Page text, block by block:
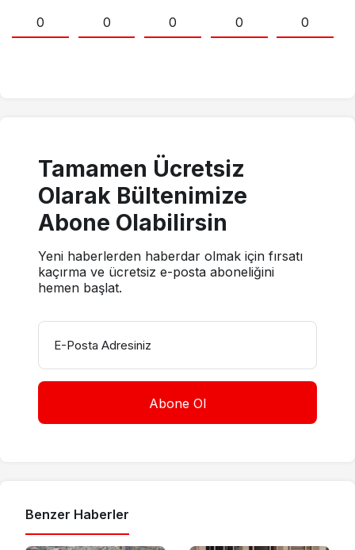
0 0 0 0 0
Tamamen Ücretsiz
Olarak Bültenimize
Abone Olabilirsin
Yeni haberlerden haberdar olmak için fırsatı
kaçırma ve ücretsiz e-posta aboneliğini
hemen başlat.
E-Posta Adresiniz
Benzer Haberler